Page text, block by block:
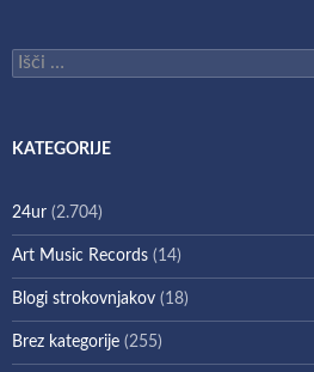
Išči:
KATEGORIJE
24ur (2.704)
Art Music Records (14)
Blogi strokovnjakov (18)
Brez kategorije (255)